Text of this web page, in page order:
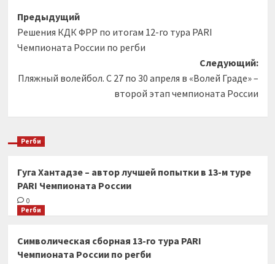
Навигация
записи
Предыдущий
Решения КДК ФРР по итогам 12-го тура PARI
Чемпионата России по регби
Следующий:
Пляжный волейбол. С 27 по 30 апреля в «Волей Граде» –
второй этап чемпионата России
Регби
Гуга Хантадзе – автор лучшей попытки в 13-м туре
PARI Чемпионата России
0
Регби
Символическая сборная 13-го тура PARI
Чемпионата России по регби